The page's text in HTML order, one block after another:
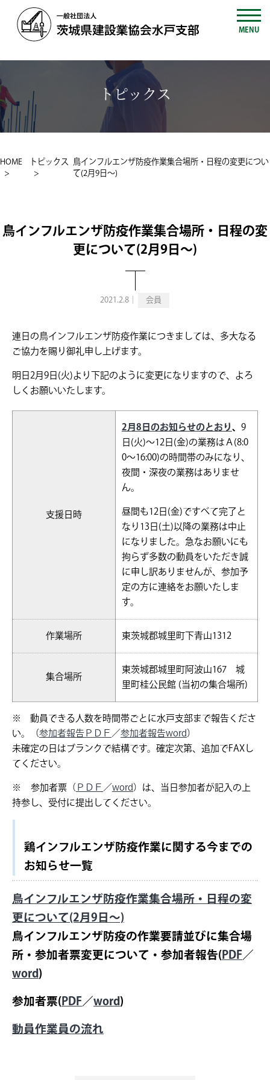
MENU
トピックス
HOME トピックス 鳥インフルエンザ防疫作業集合場所・日程の変更につい
て(2月9日～)
鳥インフルエンザ防疫作業集合場所・日程の変
更について(2月9日～)
2021.2.8｜ 会員
連日の鳥インフルエンザ防疫作業につきましては、多大なる
ご協力を賜り御礼申し上げます。
明日2月9日(火)より下記のように変更になりますので、よろ
しくお願いいたします。
支援日時
2月8日のお知らせのとおり、 9
日(火)～12日(金)の業務はＡ(8:0
0～16:00)の時間帯のみになり、
夜間・深夜の業務はありませ
ん。
昼間も12日(金)ですべて完了と
なり13日(土)以降の業務は中止
になりました。急なお願いにも
拘らず多数の動員をいただき誠
に申し訳ありませんが、参加予
定の方に連絡をお願いたしま
す。
作業場所 東茨城郡城里町下青山1312
集合場所
東茨城郡城里町阿波山167 城
里町桂公民館 (当初の集合場所)
※ 動員できる人数を時間帯ごとに水戸支部まで報告くださ
い。（参加者報告ＰＤＦ／参加者報告word）
未確定の日はブランクで結構です。確定次第、追加でFAXし
てください。
※ 参加者票（ＰＤＦ／word）は、当日参加者が記入の上
持参し、受付に提出してください。
鶏インフルエンザ防疫作業に関する今までの
お知らせ一覧
鳥インフルエンザ防疫作業集合場所・日程の変
更について(2月9日～)
鳥インフルエンザ防疫の作業要請並びに集合場
所・参加者票変更について・参加者報告(PDF／
word)
参加者票(PDF／word)
動員作業員の流れ